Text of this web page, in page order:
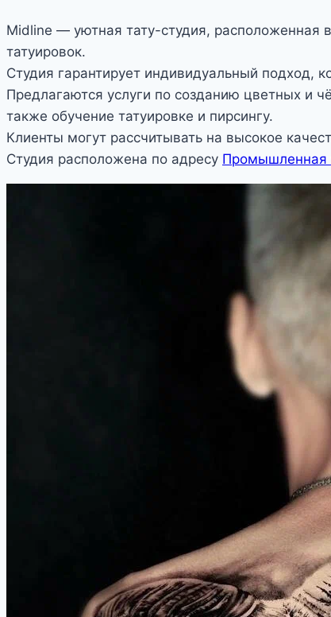
Midline — уютная тату-студия, расположенная
татуировок.
Студия гарантирует индивидуальный подход,
Предлагаются услуги по созданию цветных и
также обучение татуировке и пирсингу.
Клиенты могут рассчитывать на высокое
Студия расположена по адресу Промышленная